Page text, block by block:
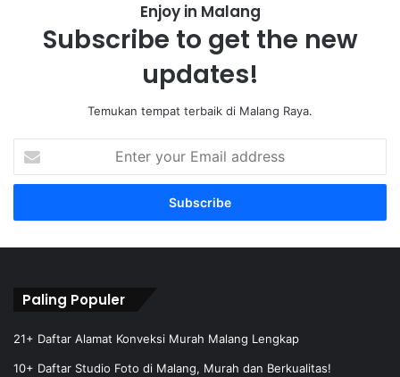
Enjoy in Malang
Subscribe to get the new
updates!
Temukan tempat terbaik di Malang Raya.
t
r
m
Paling Populer
21+ Daftar Alamat Konveksi Murah Malang Lengkap
10+ Daftar Studio Foto di Malang, Murah dan Berkualitas!